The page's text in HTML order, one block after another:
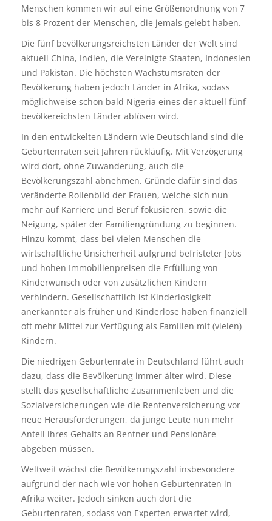
Menschen kommen wir auf eine Größenordnung von 7
bis 8 Prozent der Menschen, die jemals gelebt haben.
Die fünf bevölkerungsreichsten Länder der Welt sind
aktuell China, Indien, die Vereinigte Staaten, Indonesien
und Pakistan. Die höchsten Wachstumsraten der
Bevölkerung haben jedoch Länder in Afrika, sodass
möglichweise schon bald Nigeria eines der aktuell fünf
bevölkereichsten Länder ablösen wird.
In den entwickelten Ländern wie Deutschland sind die
Geburtenraten seit Jahren rückläufig. Mit Verzögerung
wird dort, ohne Zuwanderung, auch die
Bevölkerungszahl abnehmen. Gründe dafür sind das
veränderte Rollenbild der Frauen, welche sich nun
mehr auf Karriere und Beruf fokusieren, sowie die
Neigung, später der Familiengründung zu beginnen.
Hinzu kommt, dass bei vielen Menschen die
wirtschaftliche Unsicherheit aufgrund befristeter Jobs
und hohen Immobilienpreisen die Erfüllung von
Kinderwunsch oder von zusätzlichen Kindern
verhindern. Gesellschaftlich ist Kinderlosigkeit
anerkannter als früher und Kinderlose haben finanziell
oft mehr Mittel zur Verfügung als Familien mit (vielen)
Kindern.
Die niedrigen Geburtenrate in Deutschland führt auch
dazu, dass die Bevölkerung immer älter wird. Diese
stellt das gesellschaftliche Zusammenleben und die
Sozialversicherungen wie die Rentenversicherung vor
neue Herausforderungen, da junge Leute nun mehr
Anteil ihres Gehalts an Rentner und Pensionäre
abgeben müssen.
Weltweit wächst die Bevölkerungszahl insbesondere
aufgrund der nach wie vor hohen Geburtenraten in
Afrika weiter. Jedoch sinken auch dort die
Geburtenraten, sodass von Experten erwartet wird,